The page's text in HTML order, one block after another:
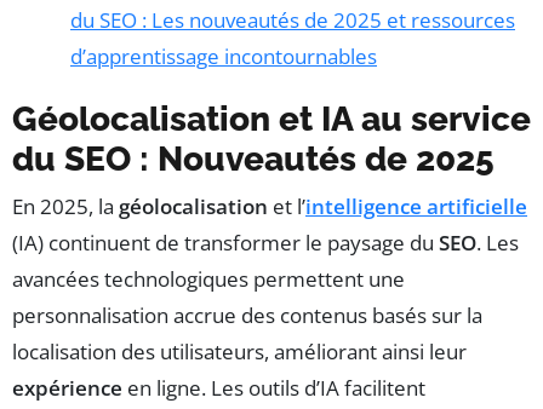
du SEO : Les nouveautés de 2025 et ressources
d’apprentissage incontournables
Géolocalisation et IA au service
du SEO : Nouveautés de 2025
En 2025, la géolocalisation et l’intelligence artificielle
(IA) continuent de transformer le paysage du SEO. Les
avancées technologiques permettent une
personnalisation accrue des contenus basés sur la
localisation des utilisateurs, améliorant ainsi leur
expérience en ligne. Les outils d’IA facilitent